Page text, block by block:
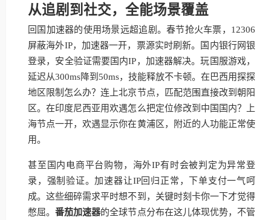
从追剧到社交，全能场景覆盖
回国加速器的使用场景远超追剧。春节抢火车票，12306
屏蔽海外IP，加速器一开，票源实时刷新。国内银行网银
登录，安全验证需要国内IP，加速器解决。玩国服游戏，
延迟从300ms降到50ms，技能释放不卡顿。在巴西用探探
地区限制怎么办？连上北京节点，匹配范围直接改到朝阳
区。在印度尼西亚用欢遇怎么把定位修改到中国国内？上
海节点一开，欢遇显示你在黄浦区，附近的人功能正常使
用。
甚至国内电商平台购物，海外IP有时会被判定为异常登
录，强制验证。加速器让IP回归正常，下单支付一气呵
成。这些细碎需求平时想不到，关键时刻卡你一下才觉得
憋屈。番茄加速器的全球节点分布在这儿体现优势，不管